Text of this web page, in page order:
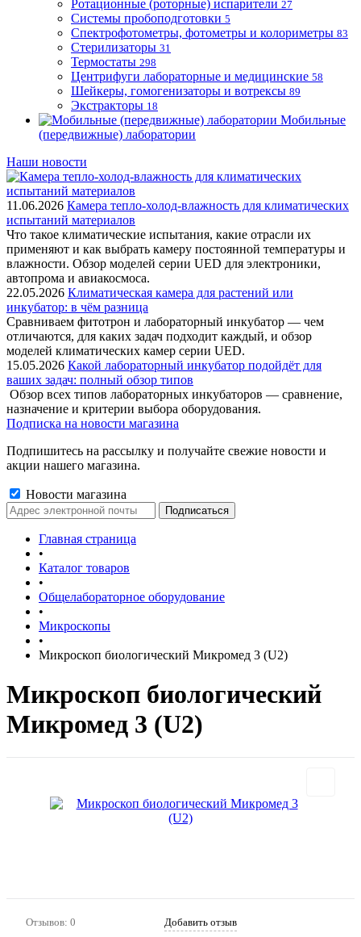
Ротационные (роторные) испарители 27
Системы пробоподготовки 5
Спектрофотометры, фотометры и колориметры 83
Стерилизаторы 31
Термостаты 298
Центрифуги лабораторные и медицинские 58
Шейкеры, гомогенизаторы и вотрексы 89
Экстракторы 18
Мобильные
(передвижные) лаборатории
Наши новости
11.06.2026 Камера тепло-холод-влажность для климатических
испытаний материалов
Что такое климатические испытания, какие отрасли их
применяют и как выбрать камеру постоянной температуры и
влажности. Обзор моделей серии UED для электроники,
автопрома и авиакосмоса.
22.05.2026 Климатическая камера для растений или
инкубатор: в чём разница
Сравниваем фитотрон и лабораторный инкубатор — чем
отличаются, для каких задач подходит каждый, и обзор
моделей климатических камер серии UED.
15.05.2026 Какой лабораторный инкубатор подойдёт для
ваших задач: полный обзор типов
Обзор всех типов лабораторных инкубаторов — сравнение,
назначение и критерии выбора оборудования.
Подписка на новости магазина
Подпишитесь на рассылку и получайте свежие новости и
акции нашего магазина.
Новости магазина
Главная страница
•
Каталог товаров
•
Общелабораторное оборудование
•
Микроскопы
•
Микроскоп биологический Микромед 3 (U2)
Микроскоп биологический
Микромед 3 (U2)
Отзывов: 0 Добавить отзыв